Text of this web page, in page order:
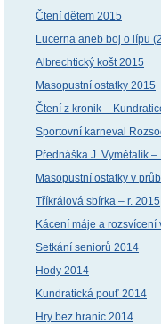
Čtení dětem 2015
Lucerna aneb boj o lípu
Albrechtický košt 2015
Masopustní ostatky 2015
Čtení z kronik –
Sportovní karneval
Přednáška J. Vymětalík
Masopustní ostatky v
Tříkrálová sbírka – r. 2015
Kácení máje a
Setkání seniorů 2014
Hody 2014
Kundratická pouť 2014
Hry bez hranic 2014